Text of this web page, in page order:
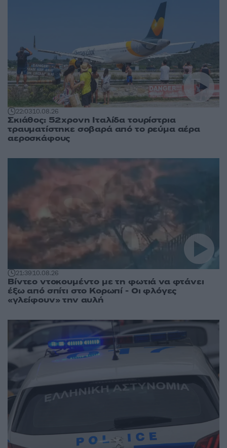
22:0310.08.26
Σκιάθος: 52χρονη Ιταλίδα τουρίστρια
τραυματίστηκε σοβαρά από το ρεύμα αέρα
αεροσκάφους
21:3910.08.26
Βίντεο ντοκουμέντο με τη φωτιά να φτάνει
έξω από σπίτι στο Κορωπί - Οι φλόγες
«γλείφουν» την αυλή